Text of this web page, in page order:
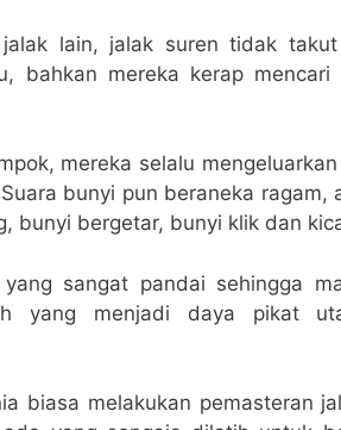
lain, jalak suren tidak
bahkan mereka kerap mencari
mereka selalu
bunyi pun beraneka ragam,
bunyi bergetar, bunyi klik dan
sangat pandai sehingga
yang menjadi daya pikat
biasa melakukan pemasteran